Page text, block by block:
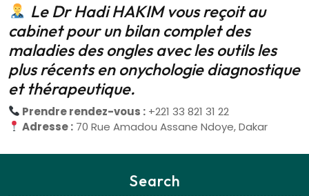
Le Dr Hadi HAKIM vous reçoit au
cabinet pour un bilan complet des
maladies des ongles avec les outils les
plus récents en onychologie diagnostique
et thérapeutique.
Prendre rendez-vous : +221 33 821 31 22
Adresse : 70 Rue Amadou Assane Ndoye, Dakar
Search